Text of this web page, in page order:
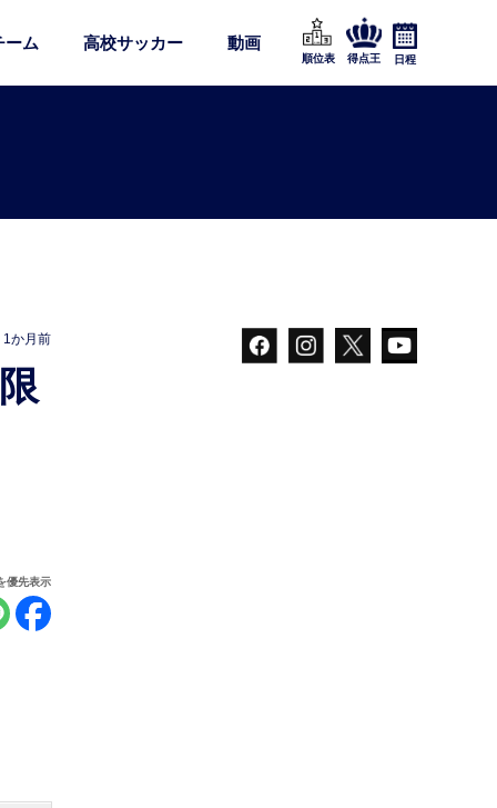
ーム 高校サッカー 動画
順位表 得点王 日程
1か月前
優先表示